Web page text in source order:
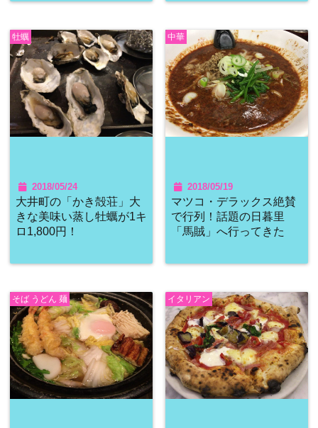
牡蠣
2018/05/24
大井町の「かき殻荘」大
きな美味い蒸し牡蠣が1キ
ロ1,800円！
中華
2018/05/19
マツコ・デラックス絶賛
で行列！話題の日暮里
「馬賊」へ行ってきた
そば うどん 麺 イタリアン